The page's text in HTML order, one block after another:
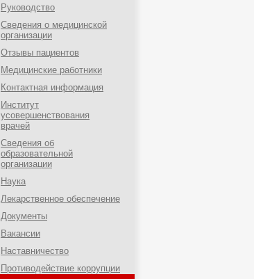
Руководство
Сведения о медицинской
организации
Отзывы пациентов
Медицинские работники
Контактная информация
Институт
усовершенствования
врачей
Сведения об
образовательной
организации
Наука
Лекарственное обеспечение
Документы
Вакансии
Наставничество
Противодействие коррупции